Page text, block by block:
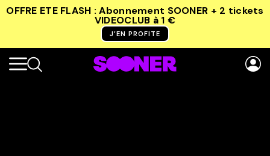
OFFRE ETE FLASH : Abonnement SOONER + 2 tickets
VIDEOCLUB à 1 €
J’EN PROFITE